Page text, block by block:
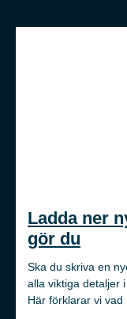
Ladda ner
gör du
Ska du skriva en
alla viktiga detaljer
Här förklarar vi vad